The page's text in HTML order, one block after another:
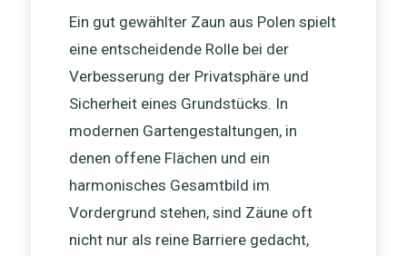
Ein gut gewählter Zaun aus Polen spielt
eine entscheidende Rolle bei der
Verbesserung der Privatsphäre und
Sicherheit eines Grundstücks. In
modernen Gartengestaltungen, in
denen offene Flächen und ein
harmonisches Gesamtbild im
Vordergrund stehen, sind Zäune oft
nicht nur als reine Barriere gedacht,